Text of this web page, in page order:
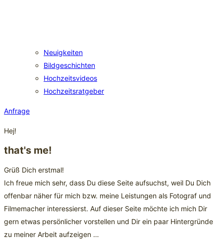
Neuigkeiten
Bildgeschichten
Hochzeitsvideos
Hochzeitsratgeber
Anfrage
Hej!
that's me!
Grüß Dich erstmal!
Ich freue mich sehr, dass Du diese Seite aufsuchst, weil Du Dich
offenbar näher für mich bzw. meine Leistungen als Fotograf und
Filmemacher interessierst. Auf dieser Seite möchte ich mich Dir
gern etwas persönlicher vorstellen und Dir ein paar Hintergründe
zu meiner Arbeit aufzeigen …